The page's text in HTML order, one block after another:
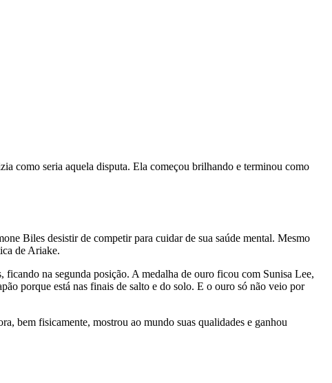
como seria aquela disputa. Ela começou brilhando e terminou como
Biles desistir de competir para cuidar de sua saúde mental. Mesmo
de Ariake.
na segunda posição. A medalha de ouro ficou com Sunisa Lee,
porque está nas finais de salto e do solo. E o ouro só não veio por
bem fisicamente, mostrou ao mundo suas qualidades e ganhou